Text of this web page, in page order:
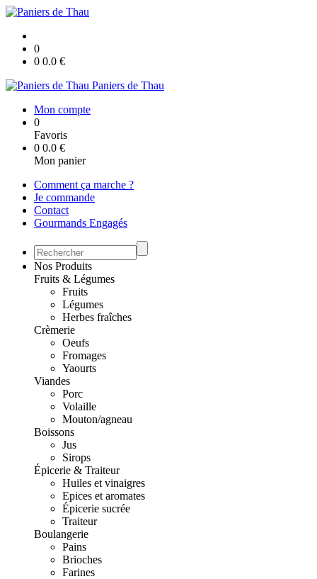
0
0 0.0 €
Paniers de Thau
Mon compte
0
Favoris
0 0.0 €
Mon panier
Comment ça marche ?
Je commande
Contact
Gourmands Engagés
Nos Produits
Fruits & Légumes
Fruits
Légumes
Herbes fraîches
Crèmerie
Oeufs
Fromages
Yaourts
Viandes
Porc
Volaille
Mouton/agneau
Boissons
Jus
Sirops
Épicerie & Traiteur
Huiles et vinaigres
Epices et aromates
Épicerie sucrée
Traiteur
Boulangerie
Pains
Brioches
Farines